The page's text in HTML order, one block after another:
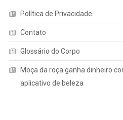
Política de Privacidade
Contato
Glossário do Corpo
Moça da roça ganha dinheiro
aplicativo de beleza